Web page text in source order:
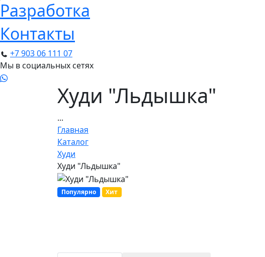
Разработка
Контакты
+7 903 06 111 07
Мы в социальных сетях
Худи "Льдышка"
...
Главная
Каталог
Худи
Худи "Льдышка"
Популярно Хит